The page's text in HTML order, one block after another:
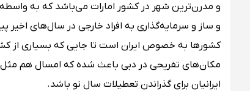
و مدرن‌ترین شهر در کشور امارات می‌باشد که به
و ساز و سرمایه‌گذاری به افراد خارجی در سال‌های
کشورها به خصوص ایران است تا جایی که بسیاری از
مکان‌های تفریحی در دبی باعث شده که امسال هم
ایرانیان برای گذراندن تعطیلات سال نو باشد.